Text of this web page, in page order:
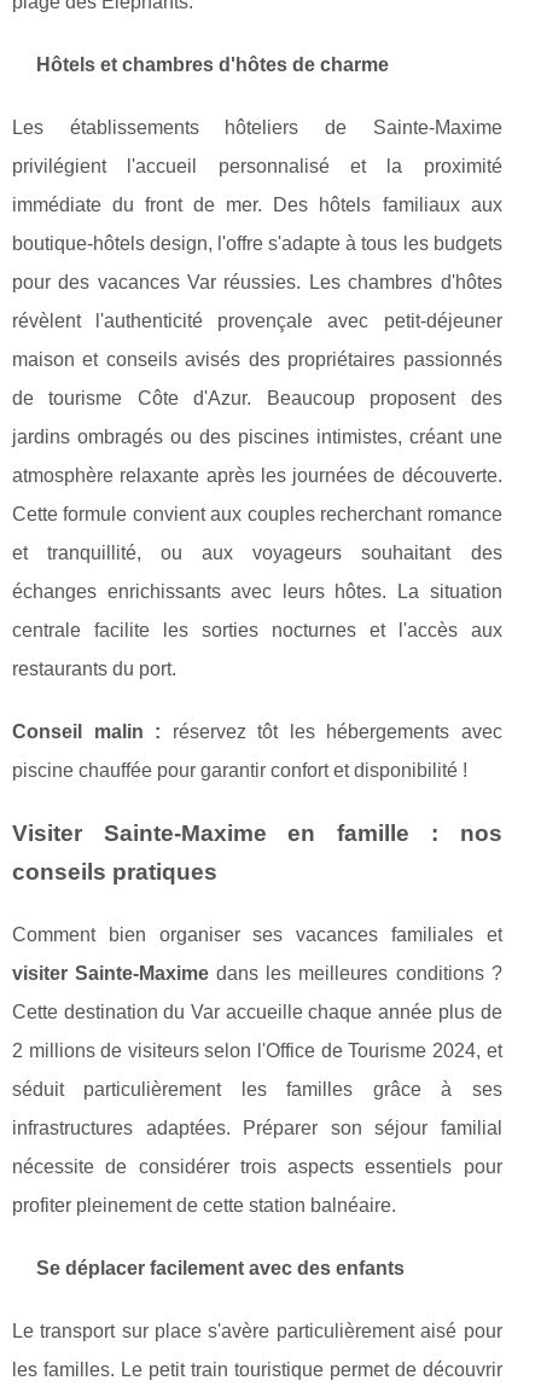
Hôtels et chambres d'hôtes de charme
Les établissements hôteliers de Sainte-Maxime
privilégient l'accueil personnalisé et la proximité
immédiate du front de mer. Des hôtels familiaux aux
boutique-hôtels design, l'offre s'adapte à tous les budgets
pour des vacances Var réussies. Les chambres d'hôtes
révèlent l'authenticité provençale avec petit-déjeuner
maison et conseils avisés des propriétaires passionnés
de tourisme Côte d'Azur. Beaucoup proposent des
jardins ombragés ou des piscines intimistes, créant une
atmosphère relaxante après les journées de découverte.
Cette formule convient aux couples recherchant romance
et tranquillité, ou aux voyageurs souhaitant des
échanges enrichissants avec leurs hôtes. La situation
centrale facilite les sorties nocturnes et l'accès aux
restaurants du port.
Conseil malin : réservez tôt les hébergements avec
piscine chauffée pour garantir confort et disponibilité !
Visiter Sainte-Maxime en famille : nos
conseils pratiques
Comment bien organiser ses vacances familiales et
visiter Sainte-Maxime dans les meilleures conditions ?
Cette destination du Var accueille chaque année plus de
2 millions de visiteurs selon l'Office de Tourisme 2024, et
séduit particulièrement les familles grâce à ses
infrastructures adaptées. Préparer son séjour familial
nécessite de considérer trois aspects essentiels pour
profiter pleinement de cette station balnéaire.
Se déplacer facilement avec des enfants
Le transport sur place s'avère particulièrement aisé pour
les familles. Le petit train touristique permet de découvrir